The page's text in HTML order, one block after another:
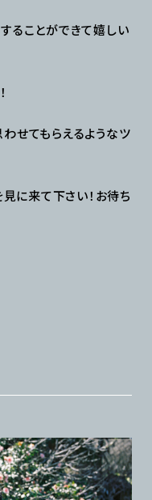
ることができて嬉しい
せてもらえるようなツ
に来て下さい！お待ち